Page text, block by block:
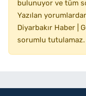
bulunuyor ve tüm
Yazılan
Diyarbakır Haber |
sorumlu tutulamaz.